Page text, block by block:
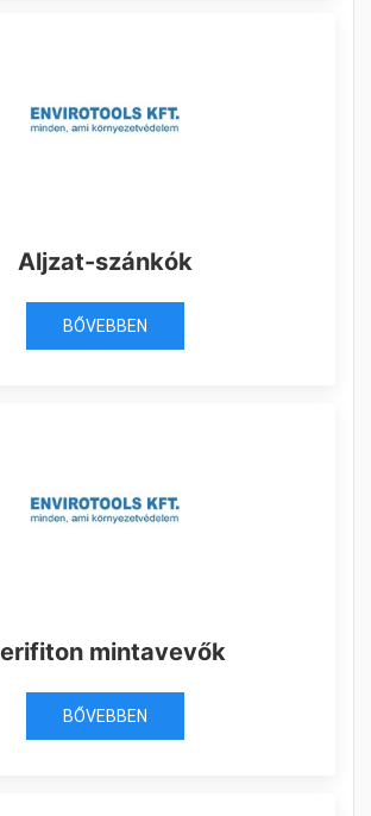
Aljzat-szánkók
BŐVEBBEN
mintavevők
BŐVEBBEN